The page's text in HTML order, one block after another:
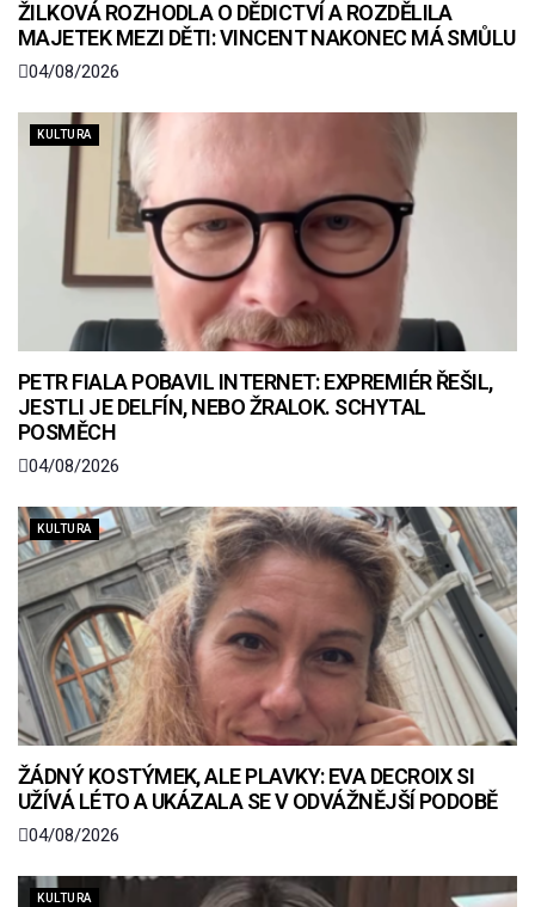
ŽILKOVÁ ROZHODLA O DĚDICTVÍ A ROZDĚLILA
MAJETEK MEZI DĚTI: VINCENT NAKONEC MÁ SMŮLU
04/08/2026
KULTURA
PETR FIALA POBAVIL INTERNET: EXPREMIÉR ŘEŠIL,
JESTLI JE DELFÍN, NEBO ŽRALOK. SCHYTAL
POSMĚCH
04/08/2026
KULTURA
ŽÁDNÝ KOSTÝMEK, ALE PLAVKY: EVA DECROIX SI
UŽÍVÁ LÉTO A UKÁZALA SE V ODVÁŽNĚJŠÍ PODOBĚ
04/08/2026
KULTURA